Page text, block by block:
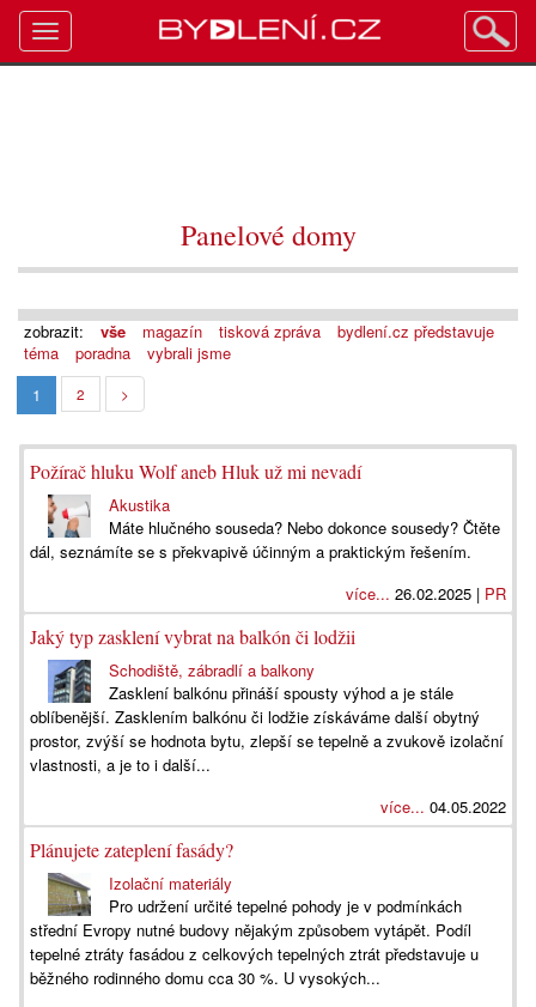
Panelové domy
zobrazit: vše magazín tisková zpráva
bydlení.cz představuje
téma
poradna
vybrali jsme
1
2 >
Požírač hluku Wolf aneb Hluk už mi nevadí
Akustika
Máte hlučného souseda? Nebo dokonce sousedy? Čtěte
dál, seznámíte se s překvapivě účinným a praktickým řešením.
více... 26.02.2025 | PR
Jaký typ zasklení vybrat na balkón či lodžii
Schodiště, zábradlí a balkony
Zasklení balkónu přináší spousty výhod a je stále
oblíbenější. Zasklením balkónu či lodžie získáváme další obytný
prostor, zvýší se hodnota bytu, zlepší se tepelně a zvukově izolační
vlastnosti, a je to i další...
více... 04.05.2022
Plánujete zateplení fasády?
Izolační materiály
Pro udržení určité tepelné pohody je v podmínkách
střední Evropy nutné budovy nějakým způsobem vytápět. Podíl
tepelné ztráty fasádou z celkových tepelných ztrát představuje u
běžného rodinného domu cca 30 %. U vysokých...
Toggle
navigation